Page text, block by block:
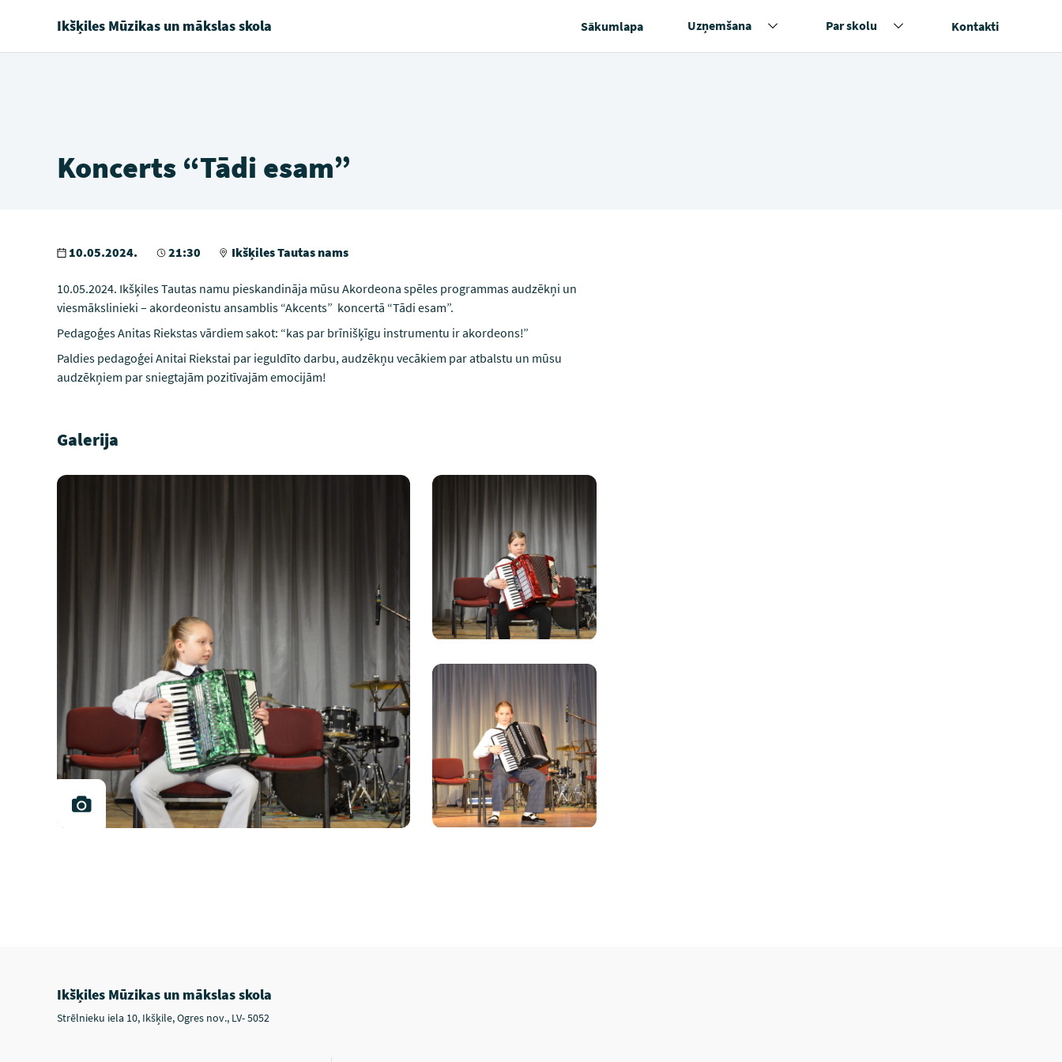
Ikšķiles Mūzikas un mākslas skola Sākumlapa Uzņemšana Par skolu Kontakti
Koncerts “Tādi esam”
10.05.2024. 21:30 Ikšķiles Tautas nams
10.05.2024. Ikšķiles Tautas namu pieskandināja mūsu Akordeona spēles programmas audzēkņi un
viesmākslinieki – akordeonistu ansamblis “Akcents” koncertā “Tādi esam”.
Pedagoģes Anitas Riekstas vārdiem sakot: “kas par brīnišķīgu instrumentu ir akordeons!”
Paldies pedagoģei Anitai Riekstai par ieguldīto darbu, audzēkņu vecākiem par atbalstu un mūsu
audzēkņiem par sniegtajām pozitīvajām emocijām!
Galerija
Ikšķiles Mūzikas un mākslas skola
Strēlnieku iela 10, Ikšķile, Ogres nov., LV- 5052